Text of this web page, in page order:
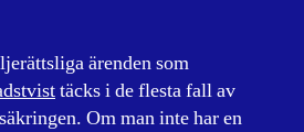
ärenden som
täcks i de flesta fall av
Om man inte har en